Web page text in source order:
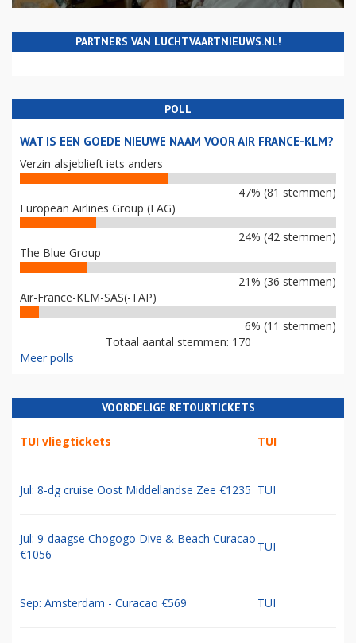
PARTNERS VAN LUCHTVAARTNIEUWS.NL!
POLL
WAT IS EEN GOEDE NIEUWE NAAM VOOR AIR FRANCE-KLM?
Verzin alsjeblieft iets anders
47% (81 stemmen)
European Airlines Group (EAG)
24% (42 stemmen)
The Blue Group
21% (36 stemmen)
Air-France-KLM-SAS(-TAP)
6% (11 stemmen)
Totaal aantal stemmen: 170
Meer polls
VOORDELIGE RETOURTICKETS
TUI vliegtickets TUI
Jul: 8-dg cruise Oost Middellandse Zee €1235 TUI
Jul: 9-daagse Chogogo Dive & Beach Curacao
€1056
TUI
Sep: Amsterdam - Curacao €569 TUI